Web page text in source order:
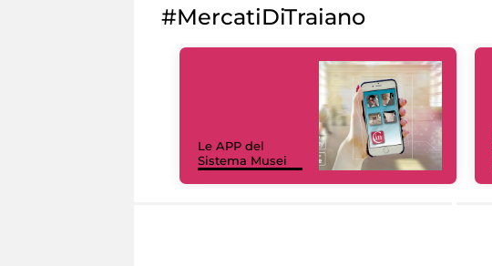
#MercatiDiTraiano
Le APP del
Sistema Musei